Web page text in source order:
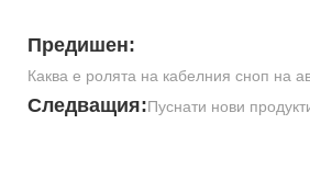
Предишен:
Каква е ролята на кабелния сноп на
Следващия:Пуснати нови